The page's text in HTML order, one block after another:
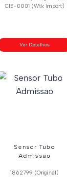
C15-0001 (Wtk Import)
Ver Detalhes
Sensor Tubo
Admissao
1862799 (Original)